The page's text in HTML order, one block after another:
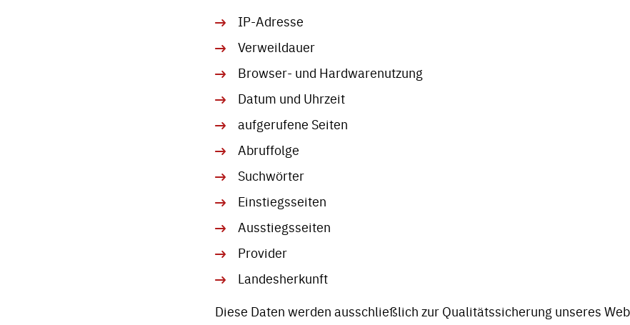
IP-Adresse
Verweildauer
Browser- und Hardwarenutzung
Datum und Uhrzeit
aufgerufene Seiten
Abruffolge
Suchwörter
Einstiegsseiten
Ausstiegsseiten
Provider
Landesherkunft
Diese Daten werden ausschließlich zur Qualitätssicherung unseres